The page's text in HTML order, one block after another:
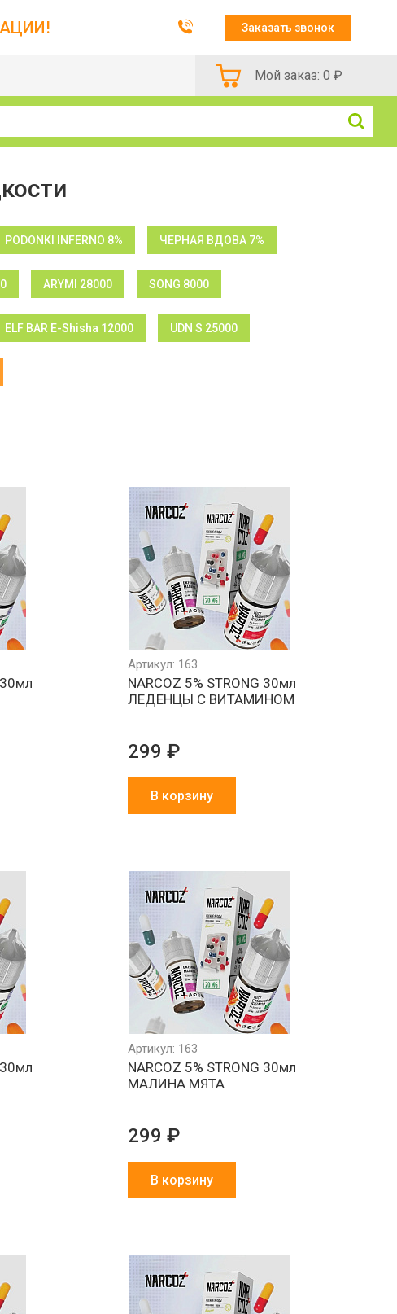
Заказать звонок
Мой заказ: 0 ₽
PODONKI INFERNO 8% ЧЕРНАЯ ВДОВА 7%
ARYMI 28000 SONG 8000
ELF BAR E-Shisha 12000 UDN S 25000
в РФ
Минимальный
заказ 1000 ₽
Все товары
в наличии
на складе
30мл
Артикул: 163
NARCOZ 5% STRONG 30мл
ЛЕДЕНЦЫ С ВИТАМИНОМ
299 ₽
В корзину
30мл
Артикул: 163
NARCOZ 5% STRONG 30мл
МАЛИНА МЯТА
299 ₽
В корзину